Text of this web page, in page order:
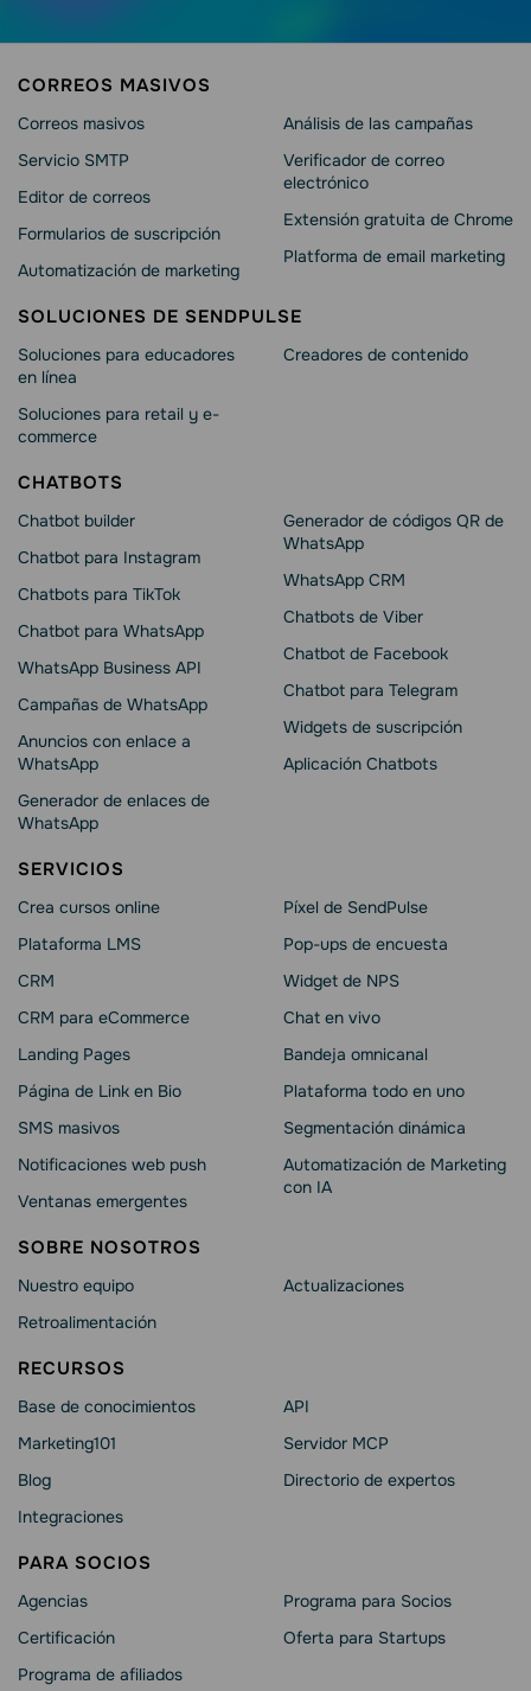
CORREOS MASIVOS
Correos masivos
Servicio SMTP
Editor de correos
Formularios de suscripción
Automatización de marketing
Análisis de las campañas
Verificador de correo
electrónico
Extensión gratuita de Chrome
Platforma de email marketing
SOLUCIONES DE SENDPULSE
Soluciones para educadores
en línea
Soluciones para retail y e-
commerce
Creadores de contenido
CHATBOTS
Chatbot builder
Chatbot para Instagram
Chatbots para TikTok
Chatbot para WhatsApp
WhatsApp Business API
Campañas de WhatsApp
Anuncios con enlace a
WhatsApp
Generador de enlaces de
WhatsApp
Generador de códigos QR de
WhatsApp
WhatsApp CRM
Chatbots de Viber
Chatbot de Facebook
Chatbot para Telegram
Widgets de suscripción
Aplicación Chatbots
SERVICIOS
Crea cursos online
Plataforma LMS
CRM
CRM para eCommerce
Landing Pages
Página de Link en Bio
SMS masivos
Notificaciones web push
Ventanas emergentes
Píxel de SendPulse
Pop-ups de encuesta
Widget de NPS
Chat en vivo
Bandeja omnicanal
Plataforma todo en uno
Segmentación dinámica
Automatización de Marketing
con IA
SOBRE NOSOTROS
Nuestro equipo
Retroalimentación
Actualizaciones
RECURSOS
Base de conocimientos
Marketing101
Blog
Integraciones
API
Servidor MCP
Directorio de expertos
PARA SOCIOS
Agencias
Certificación
Programa de afiliados
Programa para Socios
Oferta para Startups